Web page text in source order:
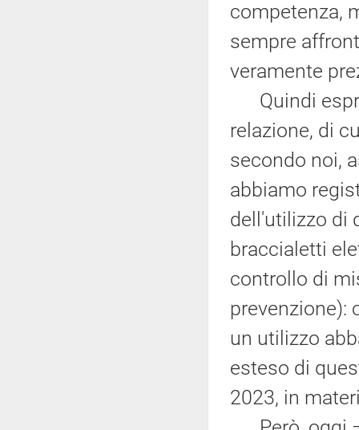
competenza,
sempre
veramente
Quindi
relazione, di
secondo noi,
abbiamo
dell'utilizzo di
braccialetti
controllo di
prevenzione):
un utilizzo
esteso di
2023, in